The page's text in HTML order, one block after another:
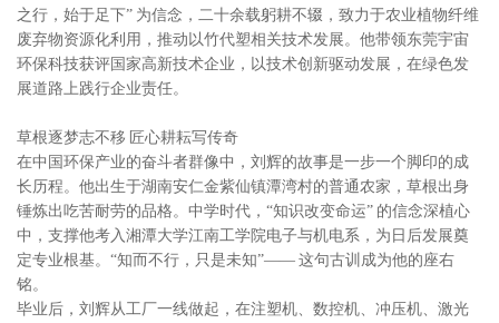
之行，始于足下” 为信念，二十余载躬耕不辍，致力于农业植物纤维
废弃物资源化利用，推动以竹代塑相关技术发展。他带领东莞宇宙
环保科技获评国家高新技术企业，以技术创新驱动发展，在绿色发
展道路上践行企业责任。
草根逐梦志不移 匠心耕耘写传奇
在中国环保产业的奋斗者群像中，刘辉的故事是一步一个脚印的成
长历程。他出生于湖南安仁金紫仙镇潭湾村的普通农家，草根出身
锤炼出吃苦耐劳的品格。中学时代，“知识改变命运” 的信念深植心
中，支撑他考入湘潭大学江南工学院电子与机电系，为日后发展奠
定专业根基。“知而不行，只是未知”—— 这句古训成为他的座右
铭。
毕业后，刘辉从工厂一线做起，在注塑机、数控机、冲压机、激光